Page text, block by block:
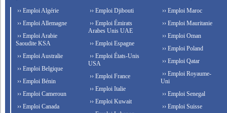
›› Emploi Algérie
›› Emploi Allemagne
›› Emploi Arabie
Saoudite KSA
›› Emploi Australie
›› Emploi Belgique
›› Emploi Bénin
›› Emploi Cameroun
›› Emploi Canada
›› Emploi Djibouti
›› Emploi Émirats
Arabes Unis UAE
›› Emploi Espagne
›› Emploi États-Unis
USA
›› Emploi France
›› Emploi Italie
›› Emploi Kuwait
›› Emploi Maroc
›› Emploi Mauritanie
›› Emploi Oman
›› Emploi Poland
›› Emploi Qatar
›› Emploi Royaume-
Uni
›› Emploi Senegal
›› Emploi Suisse